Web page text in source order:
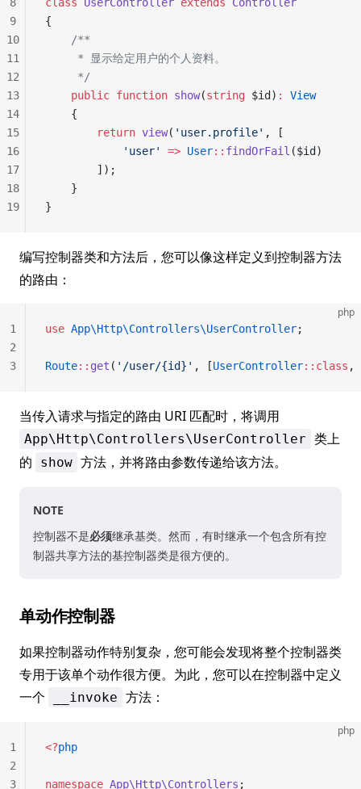
{
    /**
     * 显示给定用户的个人资料。
     */
    public
function show(string $id) :
View
    {
        return
view( 'user.profile' , [
            'user'
=> User:: findOrFail ($id)
        ]);
    }
}
9
10
11
12
13
14
15
16
17
18
19
编写控制器类和方法后，您可以像这样定义到控制器方法
的路由：
php
use App\Http\Controllers\UserController;
Route:: get ( '/user/{id}' , [UserController::class ,
1
2
3
当传入请求与指定的路由 URI 匹配时，将调用
App\Http\Controllers\UserController 类上
的
show 方法，并将路由参数传递给该方法。
NOTE
控制器不是必须继承基类。然而，有时继承一个包含所有控
制器共享方法的基控制器类是很方便的。
单动作控制器
如果控制器动作特别复杂，您可能会发现将整个控制器类
专用于该单个动作很方便。为此，您可以在控制器中定义
一个
__invoke 方法：
php
<?php
namespace App\Http\Controllers ;
1
2
3